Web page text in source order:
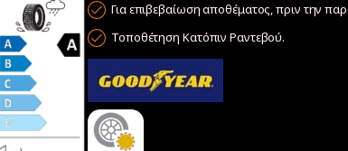
Για επιβεβαίωση αποθέματος, πριν την
Τοποθέτηση Κατόπιν Ραντεβού.